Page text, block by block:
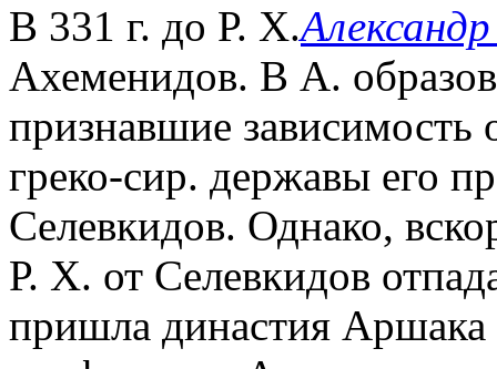
В 331 г. до Р. Х.
Ахеменидов. В А.
признавшие зависимость
греко-сир. державы его
Селевкидов. Однако,
Р. Х. от Селевкидов
пришла династия Аршака